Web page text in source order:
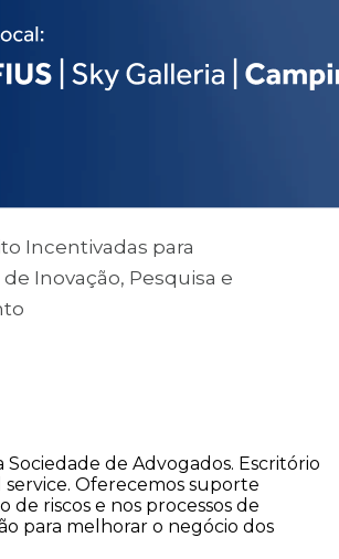
Incentivadas para
Inovação, Pesquisa e
Sociedade de Advogados. Escritório
Oferecemos suporte
de riscos e nos processos de
para melhorar o negócio dos